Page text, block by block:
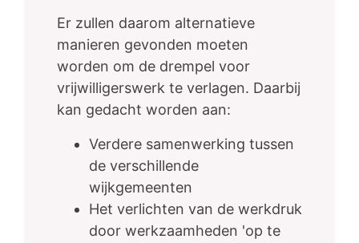
Er zullen daarom alternatieve
manieren gevonden moeten
worden om de drempel voor
vrijwilligerswerk te verlagen. Daarbij
kan gedacht worden aan:
Verdere samenwerking tussen
de verschillende
wijkgemeenten
Het verlichten van de werkdruk
door werkzaamheden 'op te